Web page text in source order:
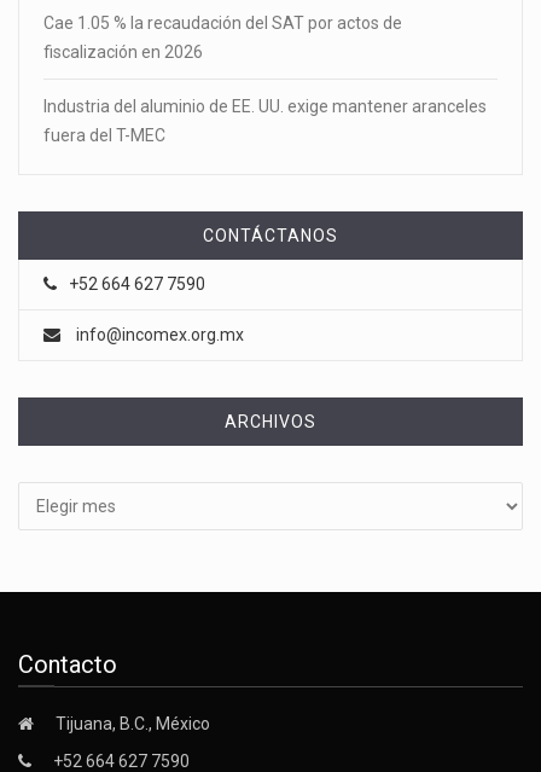
Cae 1.05 % la recaudación del SAT por actos de
fiscalización en 2026
Industria del aluminio de EE. UU. exige mantener aranceles
fuera del T-MEC
CONTÁCTANOS
+52 664 627 7590
info@incomex.org.mx
ARCHIVOS
Contacto
Tijuana, B.C., México
+52 664 627 7590